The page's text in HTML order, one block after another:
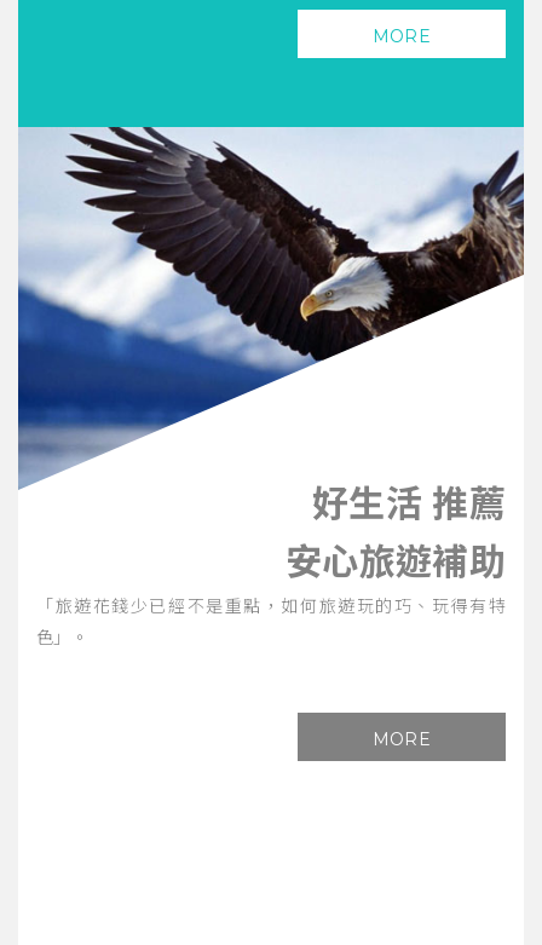
MORE
好生活 推薦
安心旅遊補助
「旅遊花錢少已經不是重點，如何旅遊玩的巧、玩得有特
色」。
MORE